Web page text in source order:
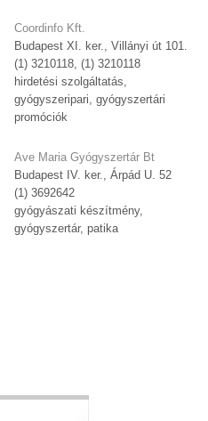
Coordinfo Kft.
Budapest XI. ker., Villányi út 101.
(1) 3210118, (1) 3210118
hirdetési szolgáltatás,
gyógyszeripari, gyógyszertári
promóciók
Ave Maria Gyógyszertár Bt
Budapest IV. ker., Árpád U. 52
(1) 3692642
gyógyászati készítmény,
gyógyszertár, patika